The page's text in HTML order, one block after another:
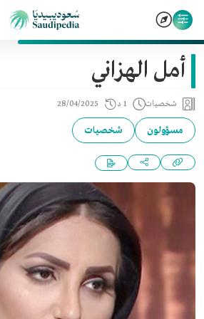
أمل الهزاني
شخصيات 1 د 28/04/2025
مسؤولون شخصيات